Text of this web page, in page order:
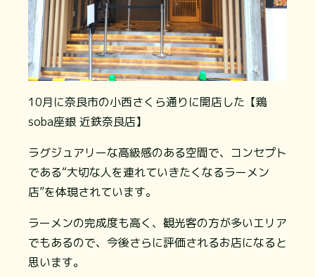
10月に奈良市の小西さくら通りに開店した【鶏
soba座銀 近鉄奈良店】
ラグジュアリーな高級感のある空間で、コンセプト
である“大切な人を連れていきたくなるラーメン
店”を体現されています。
ラーメンの完成度も高く、観光客の方が多いエリア
でもあるので、今後さらに評価されるお店になると
思います。